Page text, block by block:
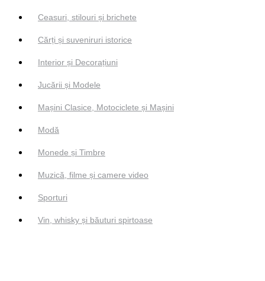
Ceasuri, stilouri și brichete
Cărți și suveniruri istorice
Interior și Decorațiuni
Jucării și Modele
Mașini Clasice, Motociclete și Mașini
Modă
Monede și Timbre
Muzică, filme și camere video
Sporturi
Vin, whisky și băuturi spirtoase